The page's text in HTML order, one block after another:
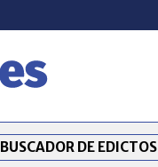
BUSCADOR DE EDICTOS